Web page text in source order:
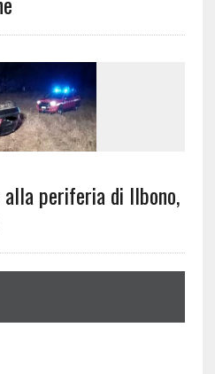
periferia di Ilbono,